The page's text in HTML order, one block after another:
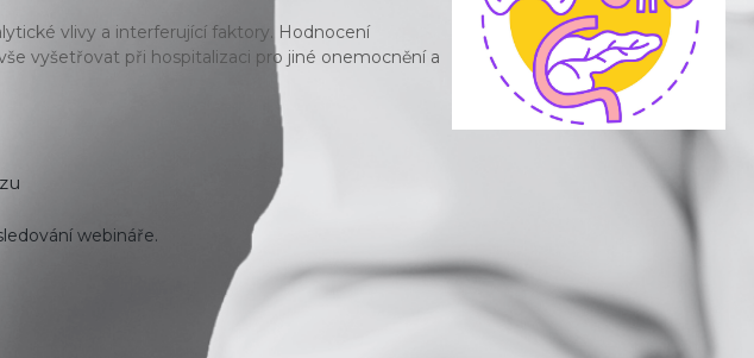
vlivy a interferující faktory. Hodnocení
vyšetřovat při hospitalizaci pro jiné onemocnění a
webináře.